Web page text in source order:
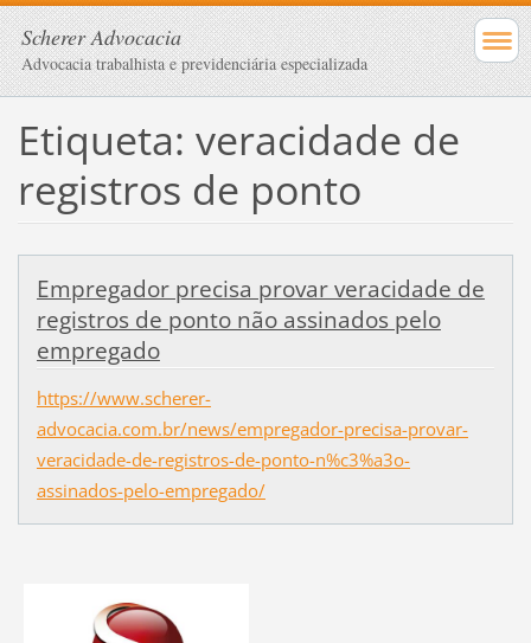
Scherer Advocacia
Advocacia trabalhista e previdenciária especializada
Etiqueta: veracidade de
registros de ponto
Empregador precisa provar veracidade de
registros de ponto não assinados pelo
empregado
https://www.scherer-
advocacia.com.br/news/empregador-precisa-provar-
veracidade-de-registros-de-ponto-n%c3%a3o-
assinados-pelo-empregado/